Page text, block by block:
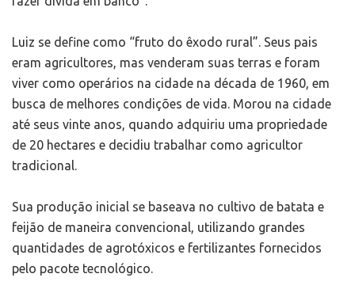
Luiz se define como “fruto do êxodo rural”. Seus pais
eram agricultores, mas venderam suas terras e foram
viver como operários na cidade na década de 1960, em
busca de melhores condições de vida. Morou na cidade
até seus vinte anos, quando adquiriu uma propriedade
de 20 hectares e decidiu trabalhar como agricultor
tradicional.
Sua produção inicial se baseava no cultivo de batata e
feijão de maneira convencional, utilizando grandes
quantidades de agrotóxicos e fertilizantes fornecidos
pelo pacote tecnológico.